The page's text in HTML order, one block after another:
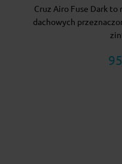
Cruz Airo Fuse Dark
dachowych